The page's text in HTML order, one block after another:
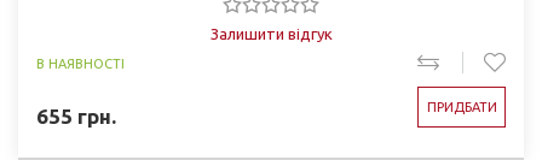
Залишити відгук
В НАЯВНОСТІ
655 грн. ПРИДБАТИ